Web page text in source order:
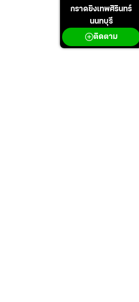
กราดยิงเทพศิรินทร์
นนทบุรี
ติดตาม